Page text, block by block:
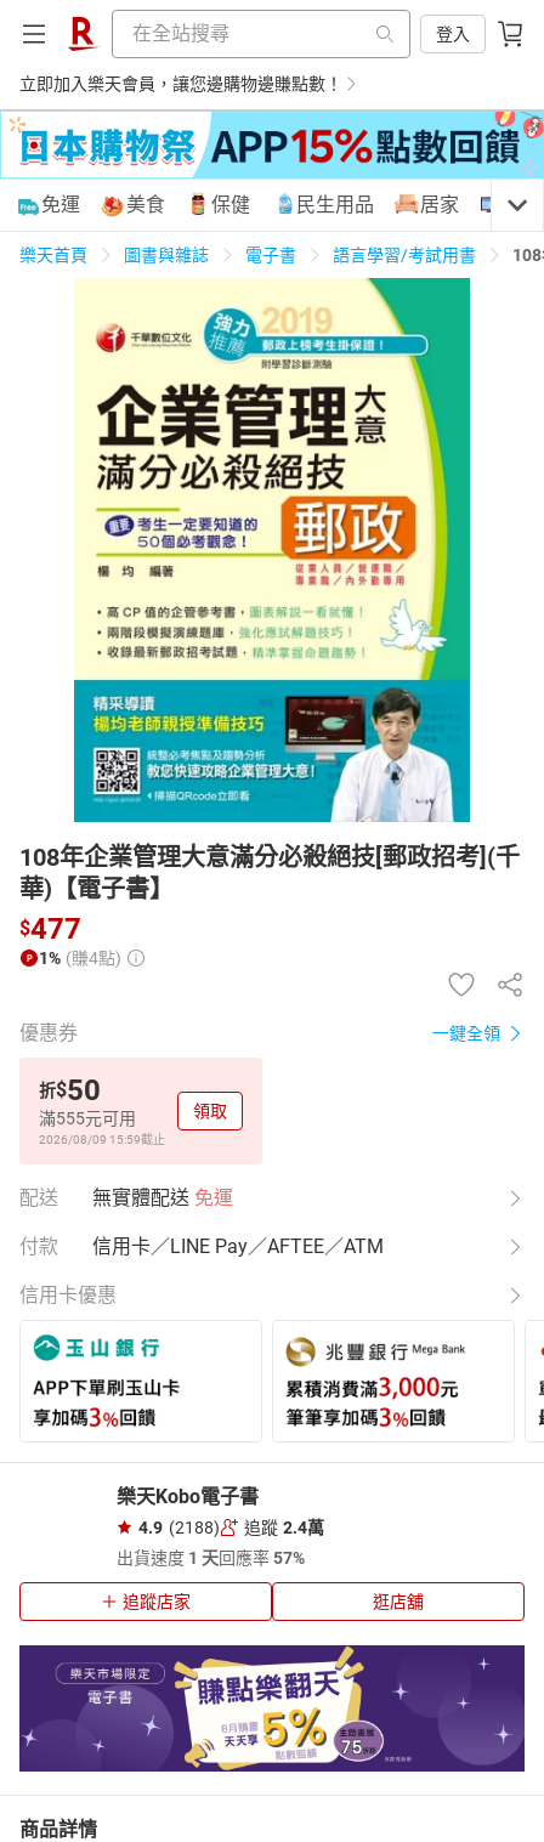
登入
立即加入樂天會員，讓您邊購物邊賺點數！
購物網分類
天天免運 美食蛋糕 養生保健
3C家電 運動休閒 親子玩具
男裝 化妝保養
日本購物 電子/紙本書
HOT
免運 美食 保健 民生用品 居家 3C
樂天首頁 圖書與雜誌 電子書 語言學習/考試用書
108年企業管理大意滿分必殺絕技[郵政招考](千
華)【電子書】
$477
1% (賺4點)
優惠券 一鍵全領
折$50
滿555元可用
2026/08/09 15:59截止
領取
配送 無實體配送 免運
付款 信用卡／LINE Pay／AFTEE／ATM
信用卡優惠
樂天Kobo電子書
4.9 (2188) 追蹤 2.4萬
出貨速度 1 天回應率57%
追蹤店家 逛店舖
商品詳情